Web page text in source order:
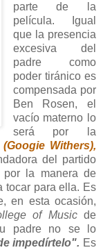
parte de la
película. Igual
que la presencia
excesiva del
padre como
poder tiránico es
compensada por
Ben Rosen, el
vacío materno lo
será por la
Withers),
del partido
por la manera de
tocar para ella. Es
en esta ocasión,
of Musicde
padre no se lo
impedírtelo". Es